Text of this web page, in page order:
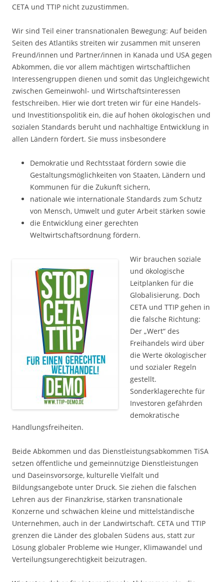
CETA und TTIP nicht zuzustimmen.
Wir sind Teil einer transnationalen Bewegung: Auf beiden
Seiten des Atlantiks streiten wir zusammen mit unseren
Freund/innen und Partner/innen in Kanada und USA gegen
Abkommen, die vor allem mächtigen wirtschaftlichen
Interessengruppen dienen und somit das Ungleichgewicht
zwischen Gemeinwohl- und Wirtschaftsinteressen
festschreiben. Hier wie dort treten wir für eine Handels-
und Investitionspolitik ein, die auf hohen ökologischen und
sozialen Standards beruht und nachhaltige Entwicklung in
allen Ländern fördert. Sie muss insbesondere
Demokratie und Rechtsstaat fördern sowie die
Gestaltungsmöglichkeiten von Staaten, Ländern und
Kommunen für die Zukunft sichern,
nationale wie internationale Standards zum Schutz
von Mensch, Umwelt und guter Arbeit stärken sowie
die Entwicklung einer gerechten
Weltwirtschaftsordnung fördern.
Wir brauchen soziale
und ökologische
Leitplanken für die
Globalisierung. Doch
CETA und TTIP gehen in
die falsche Richtung:
Der „Wert“ des
Freihandels wird über
die Werte ökologischer
und sozialer Regeln
gestellt.
Sonderklagerechte für
Investoren gefährden
demokratische
Handlungsfreiheiten.
Beide Abkommen und das Dienstleistungsabkommen TiSA
setzen öffentliche und gemeinnützige Dienstleistungen
und Daseinsvorsorge, kulturelle Vielfalt und
Bildungsangebote unter Druck. Sie ziehen die falschen
Lehren aus der Finanzkrise, stärken transnationale
Konzerne und schwächen kleine und mittelständische
Unternehmen, auch in der Landwirtschaft. CETA und TTIP
grenzen die Länder des globalen Südens aus, statt zur
Lösung globaler Probleme wie Hunger, Klimawandel und
Verteilungsungerechtigkeit beizutragen.